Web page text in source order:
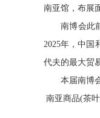
南亚馆，布展
南博会此前
2025年，中国
代夫的最大贸
本届南博会
南亚商品(茶